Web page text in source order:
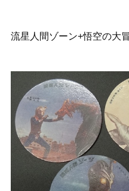
流星人間ゾーン+悟空の大